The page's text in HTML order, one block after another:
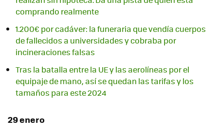
comprando realmente
1.200€ por cadáver: la funeraria que vendía cuerpos
de fallecidos a universidades y cobraba por
incineraciones falsas
Tras la batalla entre la UE y las aerolíneas por el
equipaje de mano, así se quedan las tarifas y los
tamaños para este 2024
29 enero